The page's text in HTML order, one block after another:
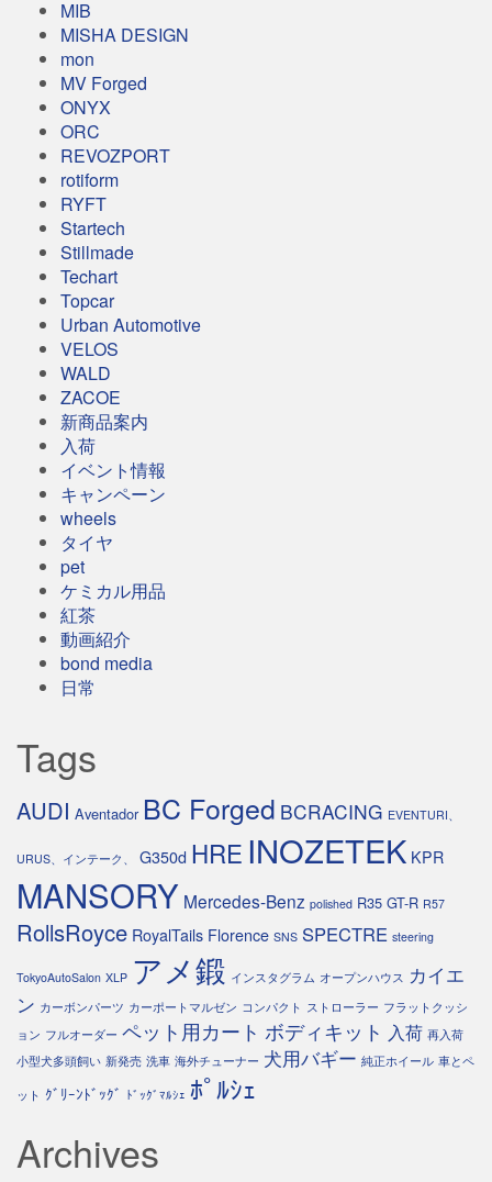
MIB
MISHA DESIGN
mon
MV Forged
ONYX
ORC
REVOZPORT
rotiform
RYFT
Startech
Stillmade
Techart
Topcar
Urban Automotive
VELOS
WALD
ZACOE
新商品案内
入荷
イベント情報
キャンペーン
wheels
タイヤ
pet
ケミカル用品
紅茶
動画紹介
bond media
日常
Tags
AUDI Aventador BC Forged BCRACING EVENTURI、
URUS、インテーク、 G350d HRE INOZETEK KPR
MANSORY Mercedes-Benz polished R35 GT-R R57
RollsRoyce RoyalTails Florence SNS SPECTRE steering
TokyoAutoSalon XLP アメ鍛 インスタグラム オープンハウス カイエ
ン カーボンパーツ カーポートマルゼン コンパクト ストローラー フラットクッシ
ョン フルオーダー ペット用カート ボディキット 入荷 再入荷
小型犬多頭飼い 新発売 洗車 海外チューナー 犬用バギー 純正ホイール 車とペ
ット ｸﾞﾘｰﾝﾄﾞｯｸﾞ ﾄﾞｯｸﾞﾏﾙｼｪ ﾎﾟﾙｼｪ
Archives